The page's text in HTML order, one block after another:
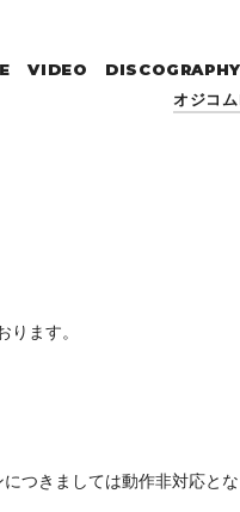
VIDEO DISCOGRAPHY
オジコ
ます。
つきましては動作非対応とな